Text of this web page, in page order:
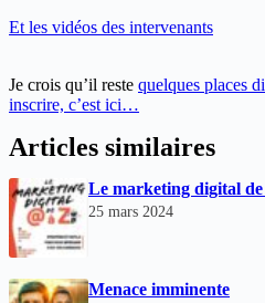
Et les vidéos des intervenants
Je crois qu’il reste quelques places
inscrire, c’est ici…
Articles similaires
Le marketing digital de
25 mars 2024
Menace imminente